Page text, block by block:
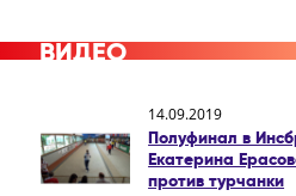
ВИДЕО
14.09.2019
Полуфинал в
Екатерина
против турчанки